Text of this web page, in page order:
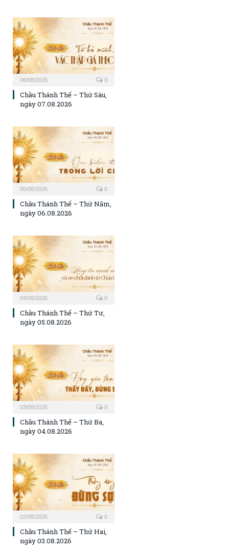
06/08/2026 0
Chầu Thánh Thể – Thứ Sáu,
ngày 07.08.2026
05/08/2026 0
Chầu Thánh Thể – Thứ Năm,
ngày 06.08.2026
04/08/2026 0
Chầu Thánh Thể – Thứ Tư,
ngày 05.08.2026
03/08/2026 0
Chầu Thánh Thể – Thứ Ba,
ngày 04.08.2026
02/08/2026 0
Chầu Thánh Thể – Thứ Hai,
ngày 03.08.2026